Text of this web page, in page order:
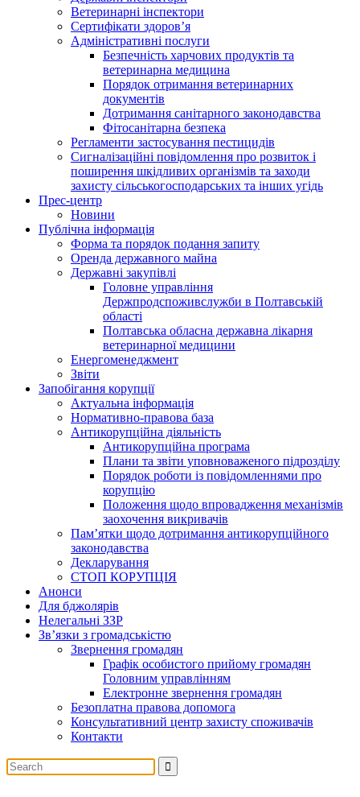
Ветеринарні інспектори
Сертифікати здоров’я
Адміністративні послуги
Безпечність харчових продуктів та
ветеринарна медицина
Порядок отримання ветеринарних
документів
Дотримання санітарного законодавства
Фітосанітарна безпека
Регламенти застосування пестицидів
Сигналізаційні повідомлення про розвиток і
поширення шкідливих організмів та заходи
захисту сільськогосподарських та інших угідь
Прес-центр
Новини
Публічна інформація
Форма та порядок подання запиту
Оренда державного майна
Державні закупівлі
Головне управління
Держпродспоживслужби в Полтавській
області
Полтавська обласна державна лікарня
ветеринарної медицини
Енергоменеджмент
Звіти
Запобігання корупції
Актуальна інформація
Нормативно-правова база
Антикорупційна діяльність
Антикорупційна програма
Плани та звіти уповноваженого підрозділу
Порядок роботи із повідомленнями про
корупцію
Положення щодо впровадження механізмів
заохочення викривачів
Пам’ятки щодо дотримання антикорупційного
законодавства
Декларування
СТОП КОРУПЦІЯ
Анонси
Для бджолярів
Нелегальні ЗЗР
Зв’язки з громадськістю
Звернення громадян
Графік особистого прийому громадян
Головним управлінням
Електронне звернення громадян
Безоплатна правова допомога
Консультативний центр захисту споживачів
Контакти